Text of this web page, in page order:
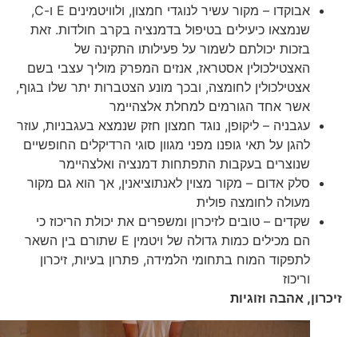
אבוקדו – מקור עשיר לנוגדי חמצון, ולוויטמינים E ו-C,
שנמצאו כיעילים בטיפול בדמנציה בקרב חולדות. זאת
בזכות יכולתם לשמור על פעילותו התקינה של
האצטילכולין אסטראז, אנזים המפרק מוליך עצבי בשם
אצטילכולין לחומצה, ובכך מונע הצטברות יתר שלו בגוף,
אשר אחד הגורמים למחלת אלצהיימר
עגבניה – ליקופן, נוגד חמצון חזק שנמצא בעגבניות, עוזר
להגן על תאי גופנו מפני מגוון סוגי הרדיקלים החופשיים
שנוצרים בעקבות התפתחות דמנציה ואלצהיימר
סלק אדום – מקור מצוין לאנתוציאנין, אך הוא גם מקור
מעולה לחומצה פולית
שקדים – טובים לזיכרון ומשפרים את יכולת הריכוז כי
הם מכילים כמות גדולה של ויטמין E שתורם בין השאר
לתפקוד המוח בתחומי הלמידה, פתרון בעיות, זיכרון
וריכוז
זיכרון, אהבה וזוגיות